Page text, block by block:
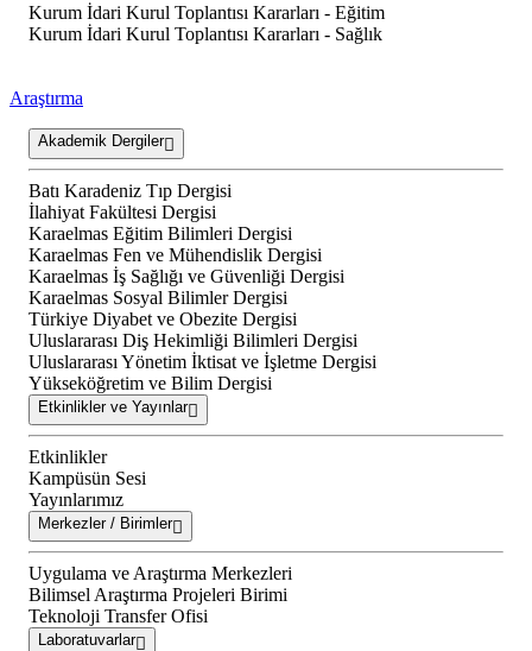
Kurum İdari Kurul Toplantısı Kararları - Eğitim
Kurum İdari Kurul Toplantısı Kararları - Sağlık
Araştırma
Akademik Dergiler
Batı Karadeniz Tıp Dergisi
İlahiyat Fakültesi Dergisi
Karaelmas Eğitim Bilimleri Dergisi
Karaelmas Fen ve Mühendislik Dergisi
Karaelmas İş Sağlığı ve Güvenliği Dergisi
Karaelmas Sosyal Bilimler Dergisi
Türkiye Diyabet ve Obezite Dergisi
Uluslararası Diş Hekimliği Bilimleri Dergisi
Uluslararası Yönetim İktisat ve İşletme Dergisi
Yükseköğretim ve Bilim Dergisi
Etkinlikler ve Yayınlar
Etkinlikler
Kampüsün Sesi
Yayınlarımız
Merkezler / Birimler
Uygulama ve Araştırma Merkezleri
Bilimsel Araştırma Projeleri Birimi
Teknoloji Transfer Ofisi
Laboratuvarlar